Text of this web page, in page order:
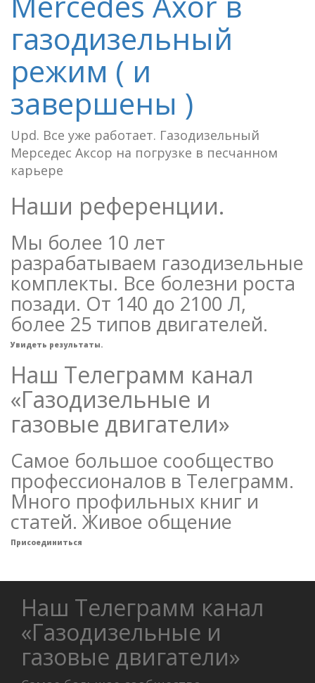
газодизельный
режим ( и
завершены )
Upd. Все уже работает. Газодизельный
Мерседес Аксор на погрузке в песчанном
карьере
Наши референции.
Мы более 10 лет
разрабатываем газодизельные
комплекты. Все болезни роста
позади. От 140 до 2100 Л,
более 25 типов двигателей.
Увидеть результаты.
Наш Телеграмм канал
«Газодизельные и
газовые двигатели»
Самое большое сообщество
профессионалов в Телеграмм.
Много профильных книг и
статей. Живое общение
Присоединиться
Наш Телеграмм канал
«Газодизельные и
газовые двигатели»